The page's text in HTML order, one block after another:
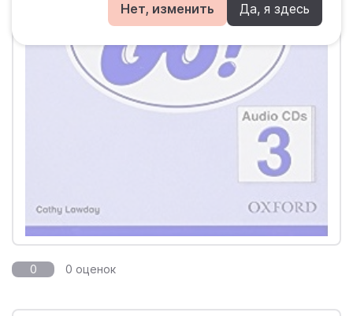
Нет, изменить Да, я здесь
0 0 оценок